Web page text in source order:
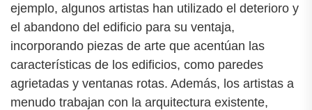
ejemplo, algunos artistas han utilizado el deterioro y
el abandono del edificio para su ventaja,
incorporando piezas de arte que acentúan las
características de los edificios, como paredes
agrietadas y ventanas rotas. Además, los artistas a
menudo trabajan con la arquitectura existente,